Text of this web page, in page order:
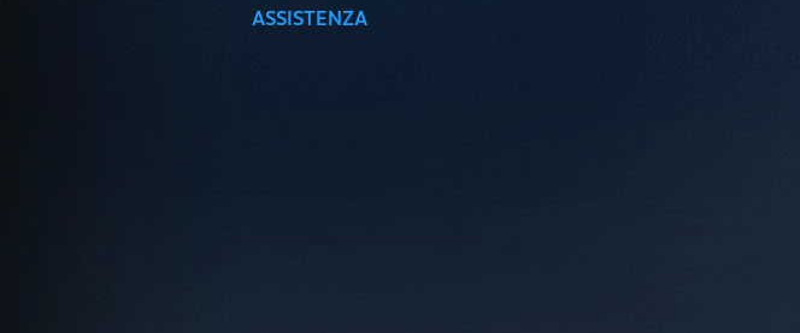
ASSISTENZA